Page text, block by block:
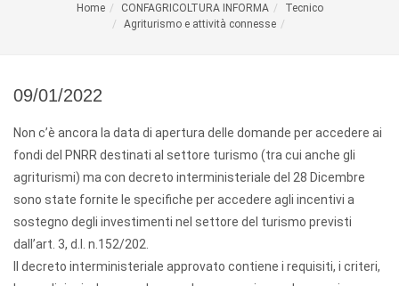
Home CONFAGRICOLTURA INFORMA
Tecnico
Agriturismo e attività connesse
09/01/2022
Non c’è ancora la data di apertura delle domande per accedere ai
fondi del PNRR destinati al settore turismo (tra cui anche gli
agriturismi) ma con decreto interministeriale del 28 Dicembre
sono state fornite le specifiche per accedere agli incentivi a
sostegno degli investimenti nel settore del turismo previsti
dall’art. 3, d.l. n.152/202.
Il decreto interministeriale approvato contiene i requisiti, i criteri,